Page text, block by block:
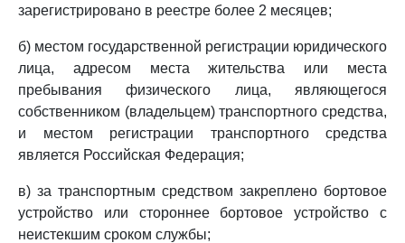
зарегистрировано в реестре более 2 месяцев;
б) местом государственной регистрации юридического
лица, адресом места жительства или места
пребывания физического лица, являющегося
собственником (владельцем) транспортного средства,
и местом регистрации транспортного средства
является Российская Федерация;
в) за транспортным средством закреплено бортовое
устройство или стороннее бортовое устройство с
неистекшим сроком службы;